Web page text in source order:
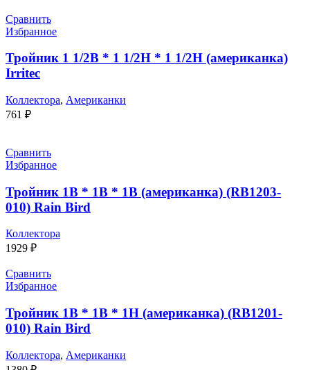
Сравнить
Избранное
Тройник 1 1/2В * 1 1/2Н * 1 1/2Н (американка)
Irritec
Коллектора, Американки
761 ₽
Сравнить
Избранное
Тройник 1В * 1В * 1В (американка) (RB1203-
010) Rain Bird
Коллектора
1929 ₽
Сравнить
Избранное
Тройник 1В * 1В * 1Н (американка) (RB1201-
010) Rain Bird
Коллектора, Американки